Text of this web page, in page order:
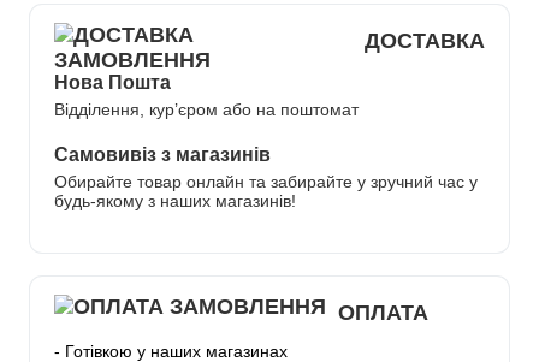
ДОСТАВКА
Нова Пошта
Відділення, кур’єром або на поштомат
Самовивіз з магазинів
Обирайте товар онлайн та забирайте у зручний час у
будь-якому з наших магазинів!
ОПЛАТА
- Готівкою у наших магазинах